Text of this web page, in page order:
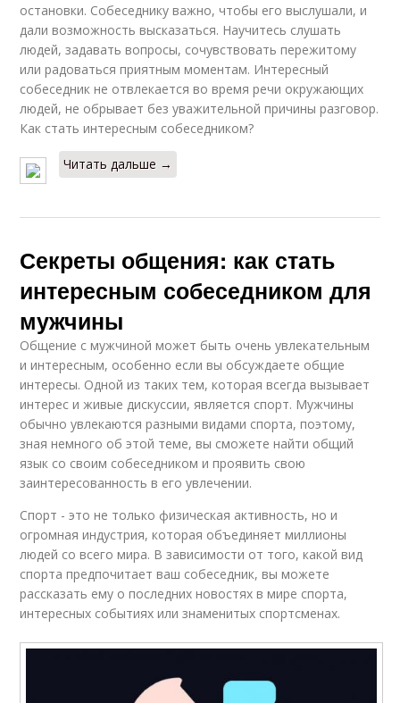
остановки. Собеседнику важно, чтобы его выслушали, и
дали возможность высказаться. Научитесь слушать
людей, задавать вопросы, сочувствовать пережитому
или радоваться приятным моментам. Интересный
собеседник не отвлекается во время речи окружающих
людей, не обрывает без уважительной причины разговор.
Как стать интересным собеседником?
Читать дальше →
Секреты общения: как стать
интересным собеседником для
мужчины
Общение с мужчиной может быть очень увлекательным
и интересным, особенно если вы обсуждаете общие
интересы. Одной из таких тем, которая всегда вызывает
интерес и живые дискуссии, является спорт. Мужчины
обычно увлекаются разными видами спорта, поэтому,
зная немного об этой теме, вы сможете найти общий
язык со своим собеседником и проявить свою
заинтересованность в его увлечении.
Спорт - это не только физическая активность, но и
огромная индустрия, которая объединяет миллионы
людей со всего мира. В зависимости от того, какой вид
спорта предпочитает ваш собеседник, вы можете
рассказать ему о последних новостях в мире спорта,
интересных событиях или знаменитых спортсменах.